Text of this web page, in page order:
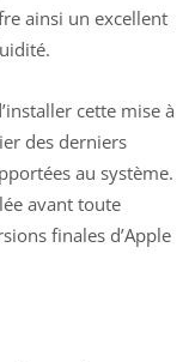
ainsi un excellent
cette mise à
des derniers
au système.
avant toute
finales d’Apple